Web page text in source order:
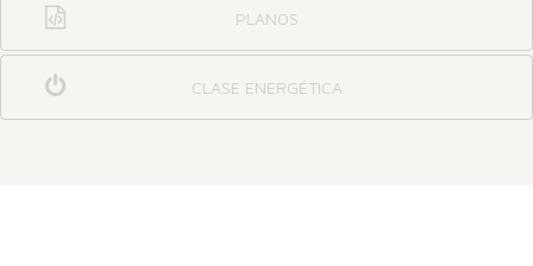
PLANOS
CLASE ENERGÉTICA